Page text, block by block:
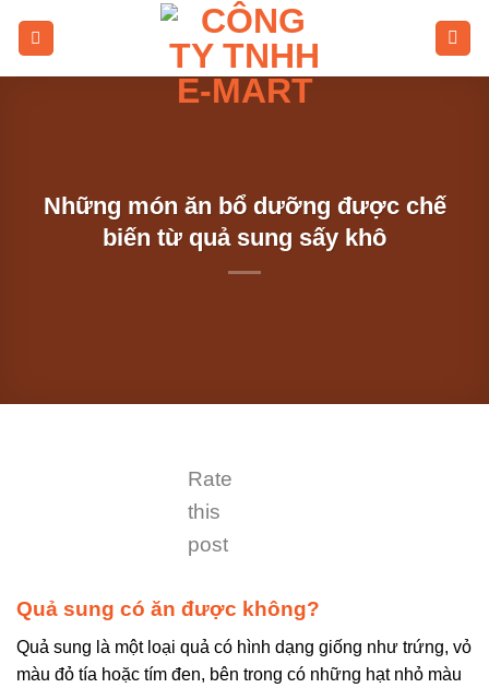
Những món ăn bổ dưỡng được chế
biến từ quả sung sấy khô
Rate
this
post
Quả sung có ăn được không?
Quả sung là một loại quả có hình dạng giống như trứng, vỏ
màu đỏ tía hoặc tím đen, bên trong có những hạt nhỏ màu